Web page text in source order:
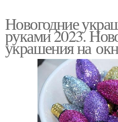
Новогодние
руками 2023.
украшения на